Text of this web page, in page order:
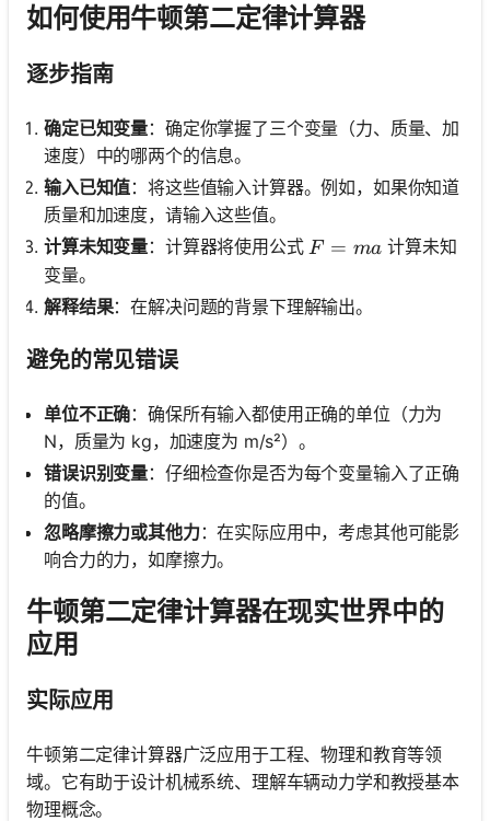
如何使用牛顿第二定律计算器
逐步指南
确定已知变量：确定你掌握了三个变量（力、质量、加
速度）中的哪两个的信息。
输入已知值：将这些值输入计算器。例如，如果你知道
质量和加速度，请输入这些值。
计算未知变量：计算器将使用公式 F = ma
F = ma 计算未知
变量。
解释结果：在解决问题的背景下理解输出。
避免的常见错误
单位不正确：确保所有输入都使用正确的单位（力为
N，质量为 kg，加速度为 m/s²）。
错误识别变量：仔细检查你是否为每个变量输入了正确
的值。
忽略摩擦力或其他力：在实际应用中，考虑其他可能影
响合力的力，如摩擦力。
牛顿第二定律计算器在现实世界中的
应用
实际应用
牛顿第二定律计算器广泛应用于工程、物理和教育等领
域。它有助于设计机械系统、理解车辆动力学和教授基本
物理概念。